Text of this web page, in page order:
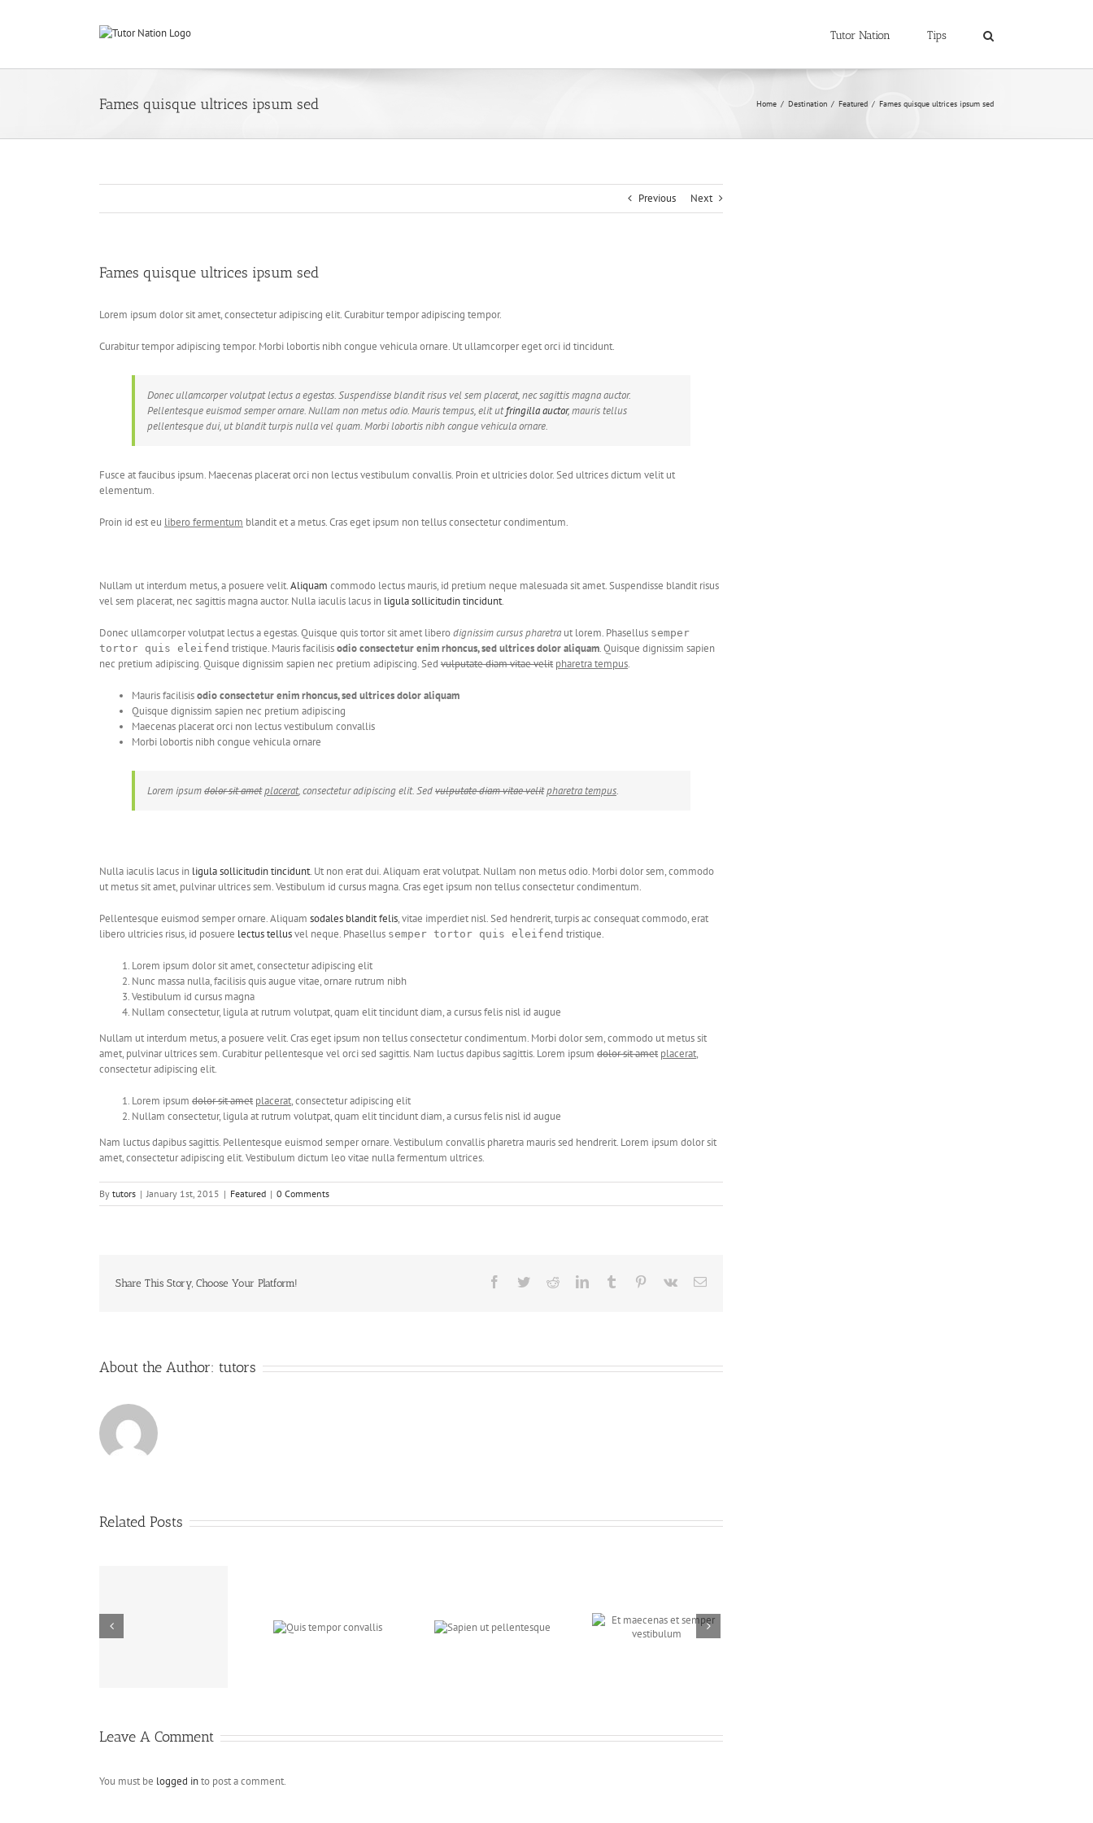
Tutor Nation Tips
Fames quisque ultrices ipsum sed Home / Destination / Featured / Fames quisque ultrices ipsum sed
Previous Next
Fames quisque ultrices ipsum sed
Lorem ipsum dolor sit amet, consectetur adipiscing elit. Curabitur tempor adipiscing tempor.
Curabitur tempor adipiscing tempor. Morbi lobortis nibh congue vehicula ornare. Ut ullamcorper eget orci id tincidunt.
Donec ullamcorper volutpat lectus a egestas. Suspendisse blandit risus vel sem placerat, nec sagittis magna auctor.
Pellentesque euismod semper ornare. Nullam non metus odio. Mauris tempus, elit utfringilla auctor, mauris tellus
pellentesque dui, ut blandit turpis nulla vel quam. Morbi lobortis nibh congue vehicula ornare.
Fusce at faucibus ipsum. Maecenas placerat orci non lectus vestibulum convallis. Proin et ultricies dolor. Sed ultrices dictum velit ut
elementum.
Proin id est eu libero fermentum blandit et a metus. Cras eget ipsum non tellus consectetur condimentum.
Nullam ut interdum metus, a posuere velit.Aliquam commodo lectus mauris, id pretium neque malesuada sit amet. Suspendisse blandit risus
vel sem placerat, nec sagittis magna auctor. Nulla iaculis lacus in ligula sollicitudin tincidunt.
Donec ullamcorper volutpat lectus a egestas. Quisque quis tortor sit amet liberodignissim cursus pharetra ut lorem. Phasellus semper
tortor quis eleifend tristique. Mauris facilisisodio consectetur enim rhoncus, sed ultrices dolor aliquam. Quisque dignissim sapien
nec pretium adipiscing. Quisque dignissim sapien nec pretium adipiscing. Sed vulputate diam vitae velit pharetra tempus.
Mauris facilisisodio consectetur enim rhoncus, sed ultrices dolor aliquam
Quisque dignissim sapien nec pretium adipiscing
Maecenas placerat orci non lectus vestibulum convallis
Morbi lobortis nibh congue vehicula ornare
Lorem ipsumdolor sit ametplacerat, consectetur adipiscing elit. Sedvulputate diam vitae velitpharetra tempus.
Nulla iaculis lacus in ligula sollicitudin tincidunt. Ut non erat dui. Aliquam erat volutpat. Nullam non metus odio. Morbi dolor sem, commodo
ut metus sit amet, pulvinar ultrices sem. Vestibulum id cursus magna. Cras eget ipsum non tellus consectetur condimentum.
Pellentesque euismod semper ornare. Aliquam sodales blandit felis, vitae imperdiet nisl. Sed hendrerit, turpis ac consequat commodo, erat
libero ultricies risus, id posuere lectus tellusvel neque. Phasellus semper tortor quis eleifend tristique.
Lorem ipsum dolor sit amet, consectetur adipiscing elit
Nunc massa nulla, facilisis quis augue vitae, ornare rutrum nibh
Vestibulum id cursus magna
Nullam consectetur, ligula at rutrum volutpat, quam elit tincidunt diam, a cursus felis nisl id augue
Nullam ut interdum metus, a posuere velit. Cras eget ipsum non tellus consectetur condimentum. Morbi dolor sem, commodo ut metus sit
amet, pulvinar ultrices sem. Curabitur pellentesque vel orci sed sagittis. Nam luctus dapibus sagittis. Lorem ipsum dolor sit amet placerat,
consectetur adipiscing elit.
Lorem ipsum dolor sit amet placerat, consectetur adipiscing elit
Nullam consectetur, ligula at rutrum volutpat, quam elit tincidunt diam, a cursus felis nisl id augue
Nam luctus dapibus sagittis. Pellentesque euismod semper ornare. Vestibulum convallis pharetra mauris sed hendrerit. Lorem ipsum dolor sit
amet, consectetur adipiscing elit. Vestibulum dictum leo vitae nulla fermentum ultrices.
By tutors | January 1st, 2015 | Featured | 0 Comments
Share This Story, Choose Your Platform! Facebook
TwitterRedditLinkedInTumblr Pinterest
Vk Email
About the Author: tutors
Related Posts
Et maecenas et
Odio quisque
Leave A Comment
You must be logged into post a comment.